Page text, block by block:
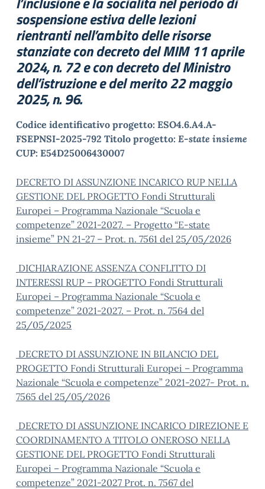
sospensione estiva delle lezioni
rientranti nell’ambito delle risorse
stanziate con decreto del MIM 11 aprile
2024, n. 72 e con decreto del Ministro
dell’istruzione e del merito 22 maggio
2025, n. 96.
Codice identificativo progetto: ESO4.6.A4.A-
FSEPNSI-2025-792 Titolo progetto: E-state insieme
CUP: E54D25006430007
DECRETO DI ASSUNZIONE INCARICO RUP NELLA
GESTIONE DEL PROGETTO Fondi Strutturali
Europei – Programma Nazionale “Scuola e
competenze” 2021-2027. – Progetto “E-state
insieme” PN 21-27 – Prot. n. 7561 del 25/05/2026
DICHIARAZIONE ASSENZA CONFLITTO DI
INTERESSI RUP – PROGETTO Fondi Strutturali
Europei – Programma Nazionale “Scuola e
competenze” 2021-2027. – Prot. n. 7564 del
25/05/2025
DECRETO DI ASSUNZIONE IN BILANCIO DEL
PROGETTO Fondi Strutturali Europei – Programma
Nazionale “Scuola e competenze” 2021-2027- Prot. n.
7565 del 25/05/2026
DECRETO DI ASSUNZIONE INCARICO DIREZIONE E
COORDINAMENTO A TITOLO ONEROSO NELLA
GESTIONE DEL PROGETTO Fondi Strutturali
Europei – Programma Nazionale “Scuola e
competenze” 2021-2027 Prot. n. 7567 del